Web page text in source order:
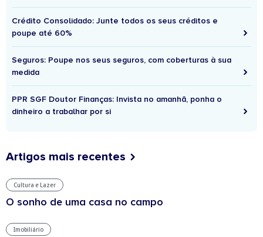
Crédito Consolidado: Junte todos os seus créditos e
poupe até 60%
Seguros: Poupe nos seus seguros, com coberturas à sua
medida
PPR SGF Doutor Finanças: Invista no amanhã, ponha o
dinheiro a trabalhar por si
Artigos mais recentes
Cultura e Lazer
O sonho de uma casa no campo
Imobiliário